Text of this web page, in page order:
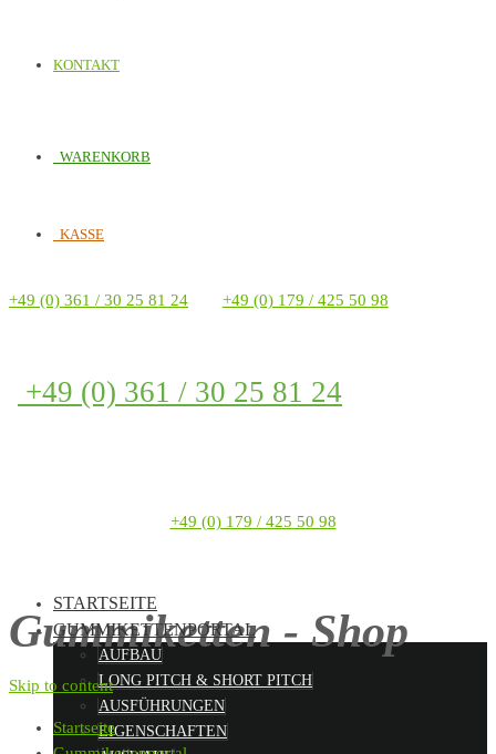
KONTAKT
WARENKORB
KASSE
+49 (0) 361 / 30 25 81 24 +49 (0) 179 / 425 50 98
+49 (0) 361 / 30 25 81 24
+49 (0) 179 / 425 50 98
Gummiketten - Shop
STARTSEITE
GUMMIKETTENPORTAL
AUFBAU
LONG PITCH & SHORT PITCH
AUSFÜHRUNGEN
EIGENSCHAFTEN
Skip to content
Startseite